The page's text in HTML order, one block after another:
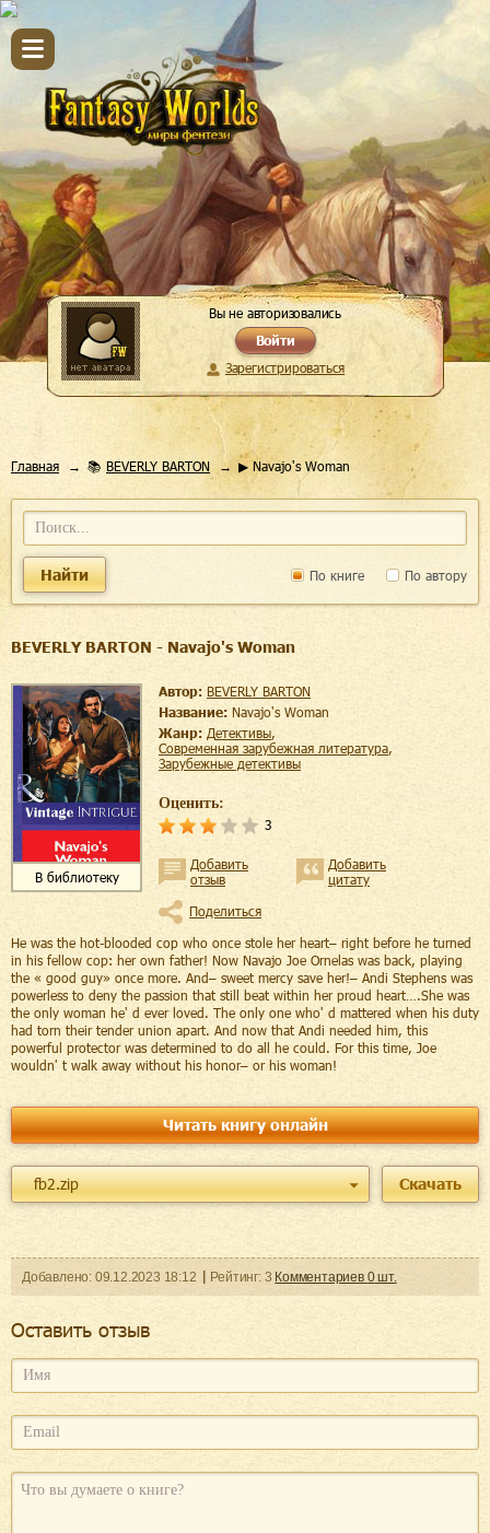
Вы не авторизовались
Войти
Зарегистрироваться
Главная 📚 BEVERLY BARTON ▶ Navajo's Woman
По книге По автору
Найти
BEVERLY BARTON - Navajo's Woman
В библиотеку
Автор: BEVERLY BARTON
Название: Navajo's Woman
Жанр:
детективы,
современная зарубежная литература,
зарубежные детективы
Оценить:
3
Добавить
отзыв
Добавить
цитату
Поделиться
He was the hot-blooded cop who once stole her heart– right before he turned
in his fellow cop: her own father! Now Navajo Joe Ornelas was back, playing
the « good guy» once more. And– sweet mercy save her!– Andi Stephens was
powerless to deny the passion that still beat within her proud heart….She was
the only woman he' d ever loved. The only one who' d mattered when his duty
had torn their tender union apart. And now that Andi needed him, this
powerful protector was determined to do all he could. For this time, Joe
wouldn' t walk away without his honor– or his woman!
Читать книгу онлайн
fb2.zip Скачать
Добавленo: 09.12.2023 18:12 Рейтинг: 3 Комментариев 0шт.
Оcтавить отзыв